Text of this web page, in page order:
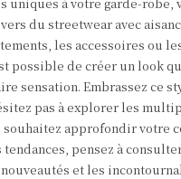
du streetwear avec
les accessoires ou
possible de créer un look
sensation. Embrassez ce
pas à explorer les
approfondir votre
tendances, pensez à
et les